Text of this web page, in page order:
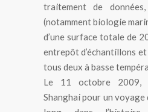
traitement de
(notamment biologie
d’une surface totale de
entrepôt d’échantillons
tous deux à basse
Le 11 octobre 2009,
Shanghai pour un